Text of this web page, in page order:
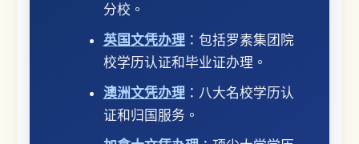
分校。
英国文凭办理：包括罗素集团院
校学历认证和毕业证办理。
澳洲文凭办理：八大名校学历认
证和归国服务。